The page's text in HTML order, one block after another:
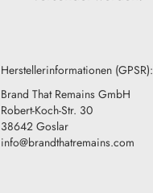
Herstellerinformationen (GPSR):
Brand That Remains GmbH
Robert-Koch-Str. 30
38642 Goslar
info@brandthatremains.com